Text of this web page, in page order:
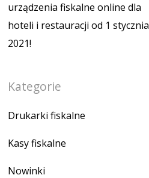
urządzenia fiskalne online dla
hoteli i restauracji od 1 stycznia
2021!
Kategorie
Drukarki fiskalne
Kasy fiskalne
Nowinki